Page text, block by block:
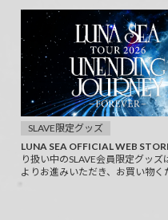
SLAVE限定グッズ
LUNA SEA OFFICIAL WEB
り扱い中のSLAVE会員限定グッズ
よりお進みいただき、お買い物く